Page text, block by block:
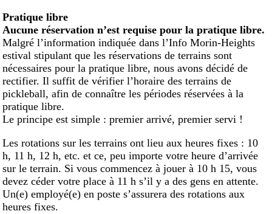
Pratique libre
Aucune réservation n’est requise pour la pratique libre.
Malgré l’information indiquée dans l’Info Morin-Heights
estival stipulant que les réservations de terrains sont
nécessaires pour la pratique libre, nous avons décidé de
rectifier. Il suffit de vérifier l’horaire des terrains de
pickleball, afin de connaître les périodes réservées à la
pratique libre.
Le principe est simple : premier arrivé, premier servi !
Les rotations sur les terrains ont lieu aux heures fixes : 10
h, 11 h, 12 h, etc. et ce, peu importe votre heure d’arrivée
sur le terrain. Si vous commencez à jouer à 10 h 15, vous
devez céder votre place à 11 h s’il y a des gens en attente.
Un(e) employé(e) en poste s’assurera des rotations aux
heures fixes.